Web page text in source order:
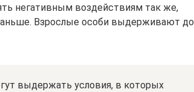
негативным воздействиям так же,
Взрослые особи выдерживают до
выдержать условия, в которых